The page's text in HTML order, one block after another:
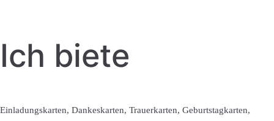
Ich biete
Einladungskarten, Dankeskarten, Trauerkarten, Geburtstagkarten,